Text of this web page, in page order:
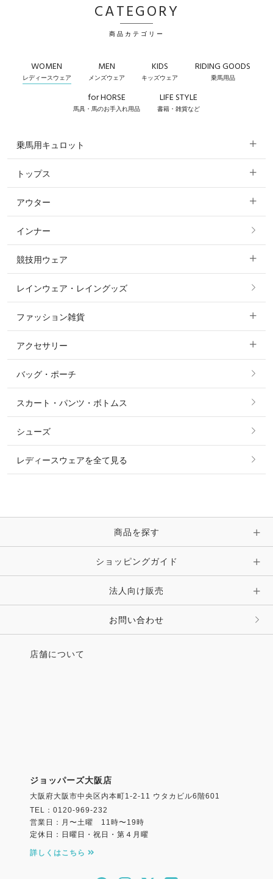
CATEGORY
商品カテゴリー
WOMEN
レディースウェア
MEN
メンズウェア
KIDS
キッズウェア
RIDING GOODS
乗馬用品
for HORSE
馬具・馬のお手入れ用品
LIFE STYLE
書籍・雑貨など
乗馬用キュロット
すべてのキュロット
フルグリップ・尻革 キュロット
ニーグリップ・膝革 キュロット
トップス
すべてのトップス
ポロシャツ
カットソー・Tシャツ・タンクトップ
ニット・セーター
シャツ・ブラウス・ワンピース
アウター
すべてのアウター
コート
ジャケット・ブルゾン
インナー
競技用ウェア
すべての競技用ウェア
ショージャケット
ショーシャツ
レインウェア・レイングッズ
ファッション雑貨
すべてのファッション雑貨
ソックス
ベルト
時計・財布・キーケース・革小物
キーホルダー・チャーム・ストラップ
その他 ファッション雑貨
アクセサリー
すべてのアクセサリー
リング
ピアス・イヤリング
ピン・ブローチ・コサージュ
その他 アクセサリー
バッグ・ポーチ
スカート・パンツ・ボトムス
シューズ
レディースウェアを全て見る
商品を探す
ショッピングガイド
法人向け販売
お問い合わせ
店舗について
ジョッパーズ大阪店
大阪府大阪市中央区内本町1-2-11 ウタカビル6階601
TEL：0120-969-232
営業日：月〜土曜 11時〜19時
定休日：日曜日・祝日・第４月曜
詳しくはこちら